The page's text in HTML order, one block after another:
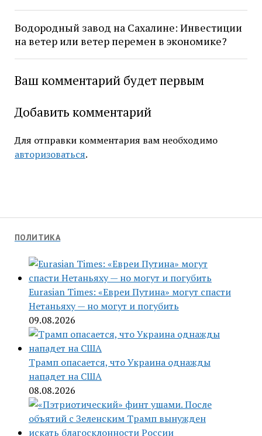
ПОЛИТИКА
Eurasian Times: «Евреи Путина» могут спасти
Нетаньяху — но могут и погубить
09.08.2026
Трамп опасается, что Украина однажды
нападет на США
08.08.2026
Водородный завод на Сахалине: Инвестиции
на ветер или ветер перемен в экономике?
Ваш комментарий будет первым
Добавить комментарий
Для отправки комментария вам необходимо
авторизоваться.